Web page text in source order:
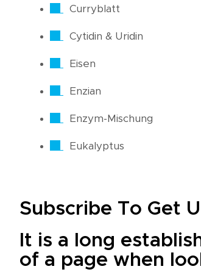
Curryblatt
Cytidin & Uridin
Eisen
Enzian
Enzym-Mischung
Eukalyptus
Subscribe To Get
It is a long
of a page when